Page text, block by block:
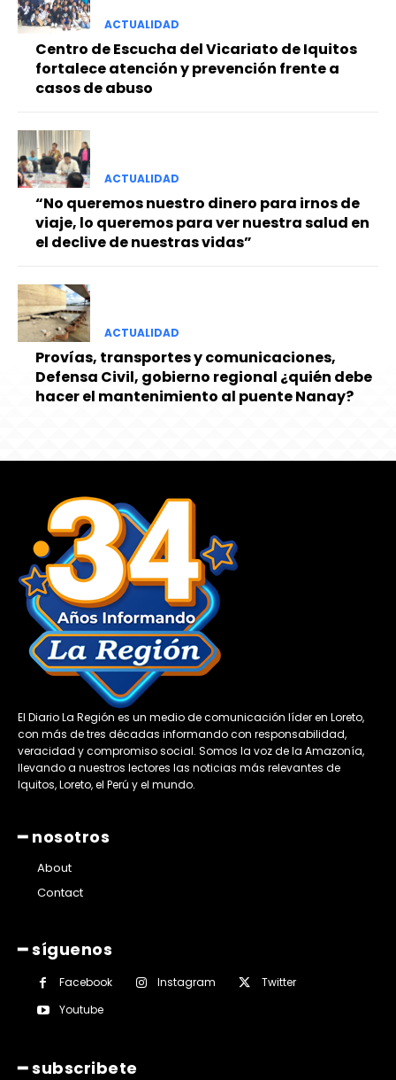
ACTUALIDAD
Centro de Escucha del Vicariato de Iquitos
fortalece atención y prevención frente a
casos de abuso
ACTUALIDAD
“No queremos nuestro dinero para irnos de
viaje, lo queremos para ver nuestra salud en
el declive de nuestras vidas”
ACTUALIDAD
Provías, transportes y comunicaciones,
Defensa Civil, gobierno regional ¿quién debe
hacer el mantenimiento al puente Nanay?
El Diario La Región es un medio de comunicación líder en Loreto,
con más de tres décadas informando con responsabilidad,
veracidad y compromiso social. Somos la voz de la Amazonía,
llevando a nuestros lectores las noticias más relevantes de
Iquitos, Loreto, el Perú y el mundo.
━ nosotros
About
Contact
━ síguenos
Facebook Instagram
Twitter
Youtube
━ subscribete